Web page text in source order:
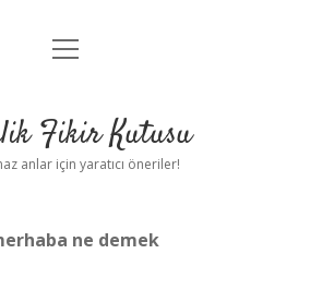
Anasayfa
Yasal Uyarı
menüyü
Fikir Kutusu
anlar için yaratıcı öneriler!
ne demek